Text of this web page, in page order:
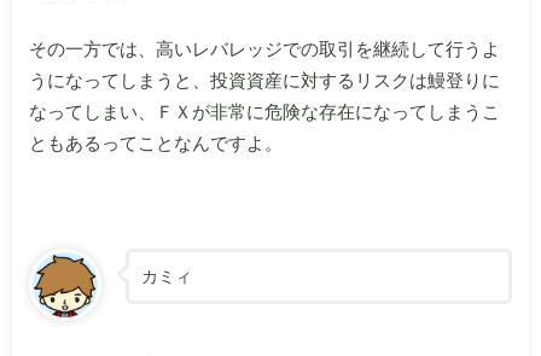
その一方では、高いレバレッジでの取引を継続して行うよ
うになってしまうと、投資資産に対するリスクは鰻登りに
なってしまい、ＦＸが非常に危険な存在になってしまうこ
ともあるってことなんですよ。
カミィ